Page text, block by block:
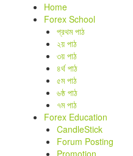
Home
Forex School
প্রথম পাঠ
২য় পাঠ
৩য় পাঠ
৪র্থ পাঠ
৫ম পাঠ
৬ষ্ঠ পাঠ
৭ম পাঠ
Forex Education
CandleStick
Forum Posting
Promotion